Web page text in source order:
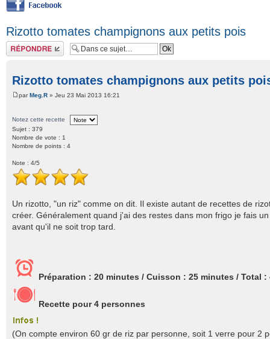
Rizotto tomates champignons aux petits pois
Répondre
Rizotto tomates champignons aux petits
parMeg.R » Jeu 23 Mai 2013 16:21
Notez cette recette
Sujet : 379
Nombre de vote : 1
Nombre de points : 4
Note : 4/5
Un rizotto, "un riz" comme on dit. Il existe autant de recettes de
créer. Généralement quand j'ai des restes dans mon frigo je fais
avant qu'il ne soit trop tard.
Préparation : 20 minutes / Cuisson : 25 minutes / Total :
Recette pour4 personnes
(On compte environ 60 gr de riz par personne, soit 1 verre pour 2